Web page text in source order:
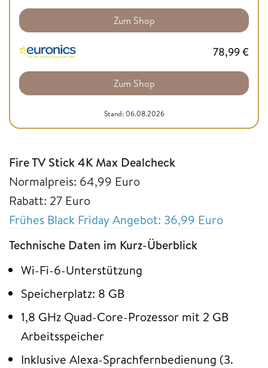
Zum Shop
78,99€
Zum Shop
Stand: 06.08.2026
Fire TV Stick 4K Max Dealcheck
Normalpreis: 64,99 Euro
Rabatt: 27 Euro
Frühes Black Friday Angebot: 36,99 Euro
Technische Daten im Kurz-Überblick
Wi-Fi-6-Unterstützung
Speicherplatz: 8 GB
1,8 GHz Quad-Core-Prozessor mit 2 GB
Arbeitsspeicher
Inklusive Alexa-Sprachfernbedienung (3.